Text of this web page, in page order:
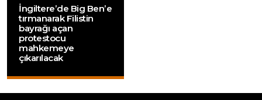
İngiltere’de Big Ben’e
tırmanarak Filistin
bayrağı açan
protestocu
mahkemeye
çıkarılacak